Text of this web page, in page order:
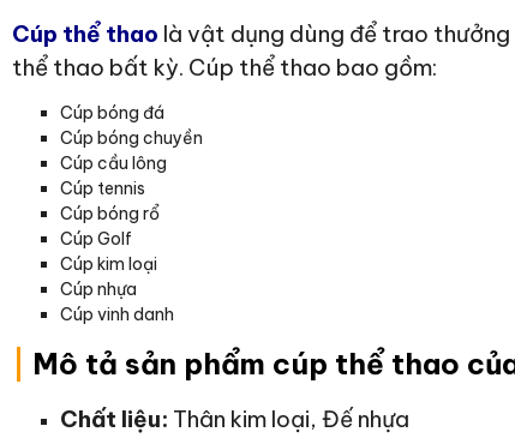
Cúp thể thao là vật dụng dùng để trao
thể thao bất kỳ. Cúp thể thao bao gồm:
Cúp bóng đá
Cúp bóng chuyền
Cúp cầu lông
Cúp tennis
Cúp bóng rổ
Cúp Golf
Cúp kim loại
Cúp nhựa
Cúp vinh danh
Mô tả sản phẩm cúp thể thao
Chất liệu: Thân kim loại, Đế nhựa